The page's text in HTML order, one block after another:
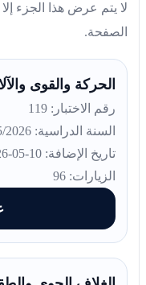
لا يتم عرض هذا الجزء
الصفحة.
الحركة والقوى
رقم الاختبار: 119
السنة الدراسية: 2025/2026
تاريخ الإضافة: 10-05-2026
الزيارات: 96